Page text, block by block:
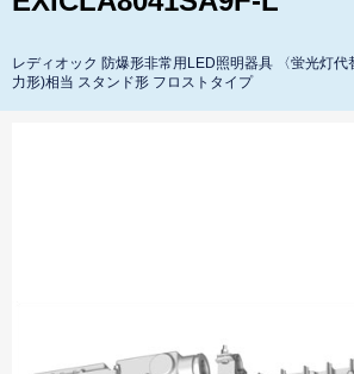
レディオック 防爆形非常用LED照明器具 〈蛍光灯代
力形)相当 スタンド形 フロストタイプ